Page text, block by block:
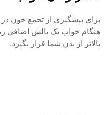
برای پیشگیری از تجمع خون
هنگام خواب یک بالش اضافی
بالاتر از بدن شما قرار بگیرد.